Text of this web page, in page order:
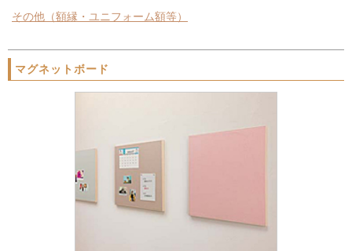
その他（額縁・ユニフォーム額等）
マグネットボード